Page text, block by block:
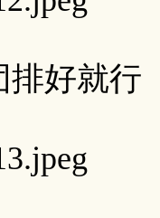
排好就行